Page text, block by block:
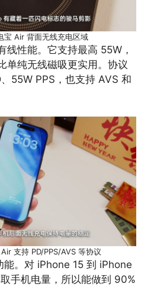
宝 Air 背面无线充电区域
线性能。它支持最高 55W，
单纯无线磁吸更实用。协议
55W PPS，也支持 AVS 和
支持 PD/PPS/AVS 等协议
能。对 iPhone 15 到 iPhone
手机电量，所以能做到 90%